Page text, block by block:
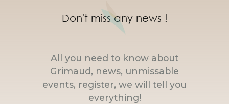
Don't miss any news !
All you need to know about
Grimaud, news, unmissable
events, register, we will tell you
everything!